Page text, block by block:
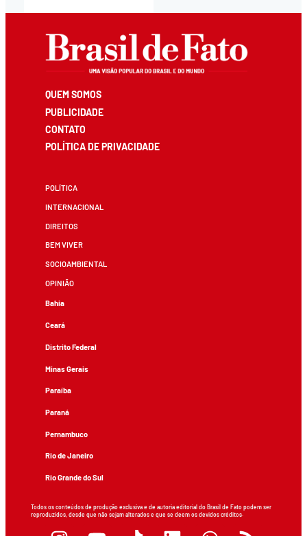
QUEM SOMOS
PUBLICIDADE
CONTATO
POLÍTICA DE PRIVACIDADE
POLÍTICA
INTERNACIONAL
DIREITOS
BEM VIVER
SOCIOAMBIENTAL
OPINIÃO
Bahia
Ceará
Distrito Federal
Minas Gerais
Paraíba
Paraná
Pernambuco
Rio de Janeiro
Rio Grande do Sul
Todos os conteúdos de produção exclusiva e de autoria editorial do Brasil de Fato podem ser
reproduzidos, desde que não sejam alterados e que se deem os devidos créditos.